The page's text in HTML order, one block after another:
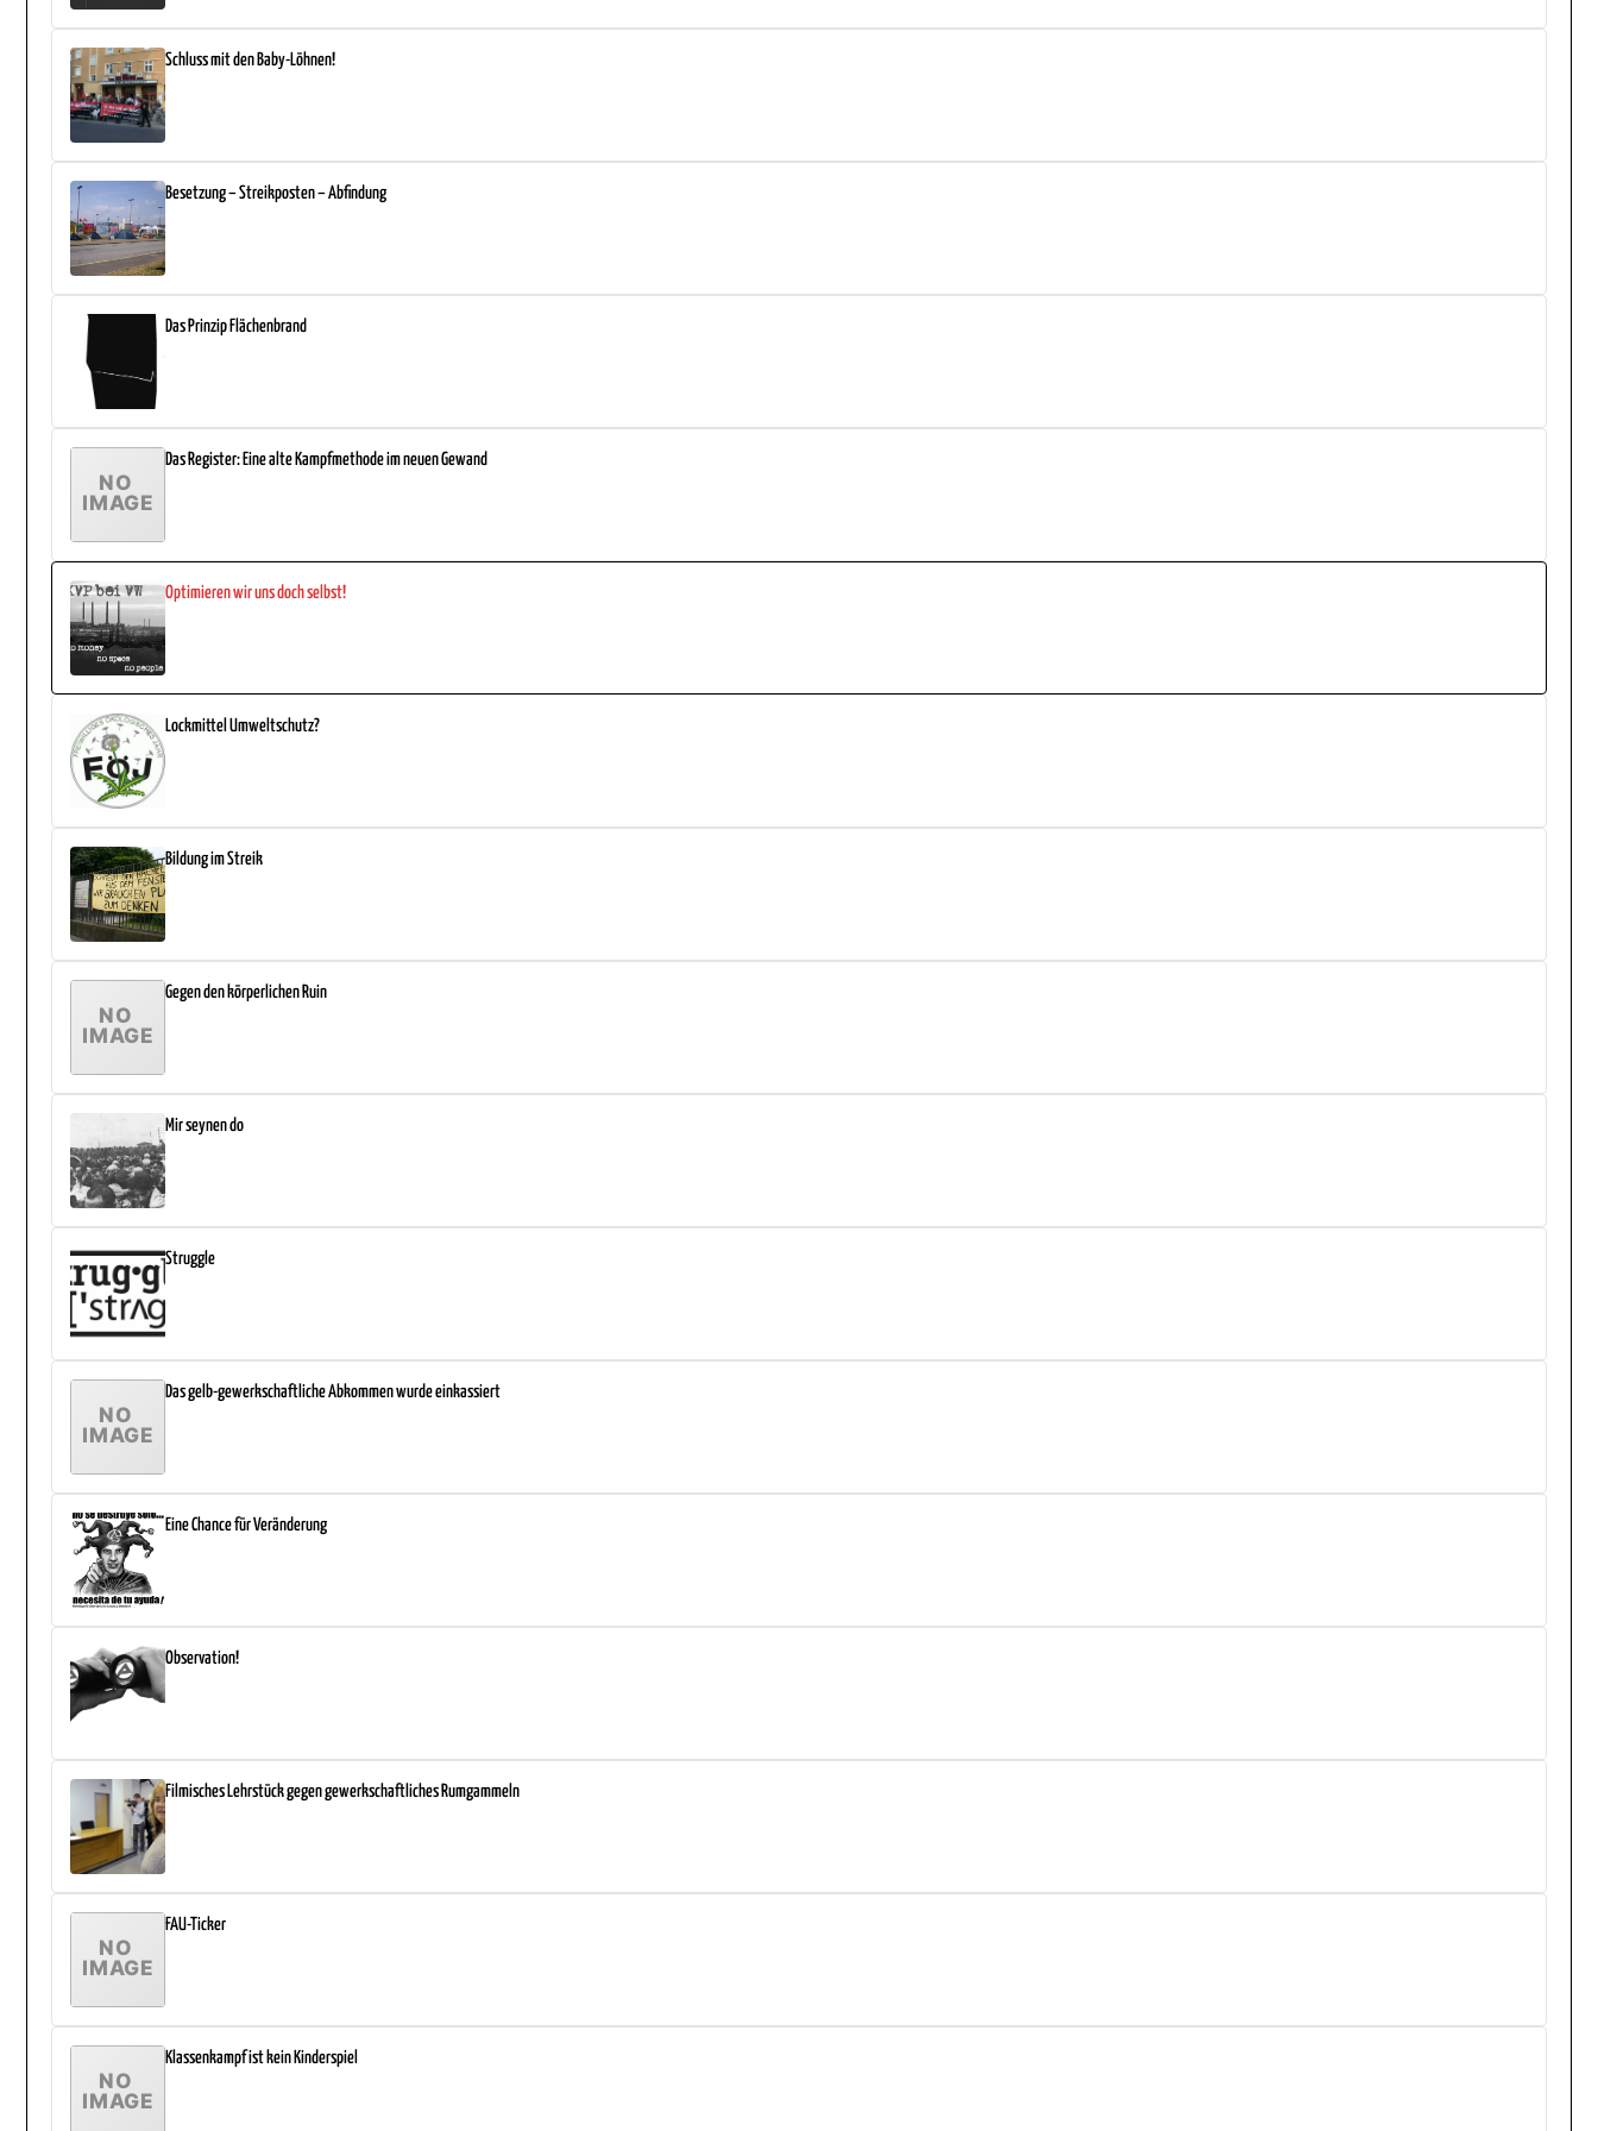
Schluss mit den Baby-Löhnen!
Besetzung – Streikposten – Abfindung
Das Prinzip Flächenbrand
Das Register: Eine alte Kampfmethode im neuen Gewand
Optimieren wir uns doch selbst!
Lockmittel Umweltschutz?
Bildung im Streik
Gegen den körperlichen Ruin
Mir seynen do
Struggle
Das gelb-gewerkschaftliche Abkommen wurde einkassiert
Eine Chance für Veränderung
Observation!
Filmisches Lehrstück gegen gewerkschaftliches Rumgammeln
FAU-Ticker
Klassenkampf ist kein Kinderspiel